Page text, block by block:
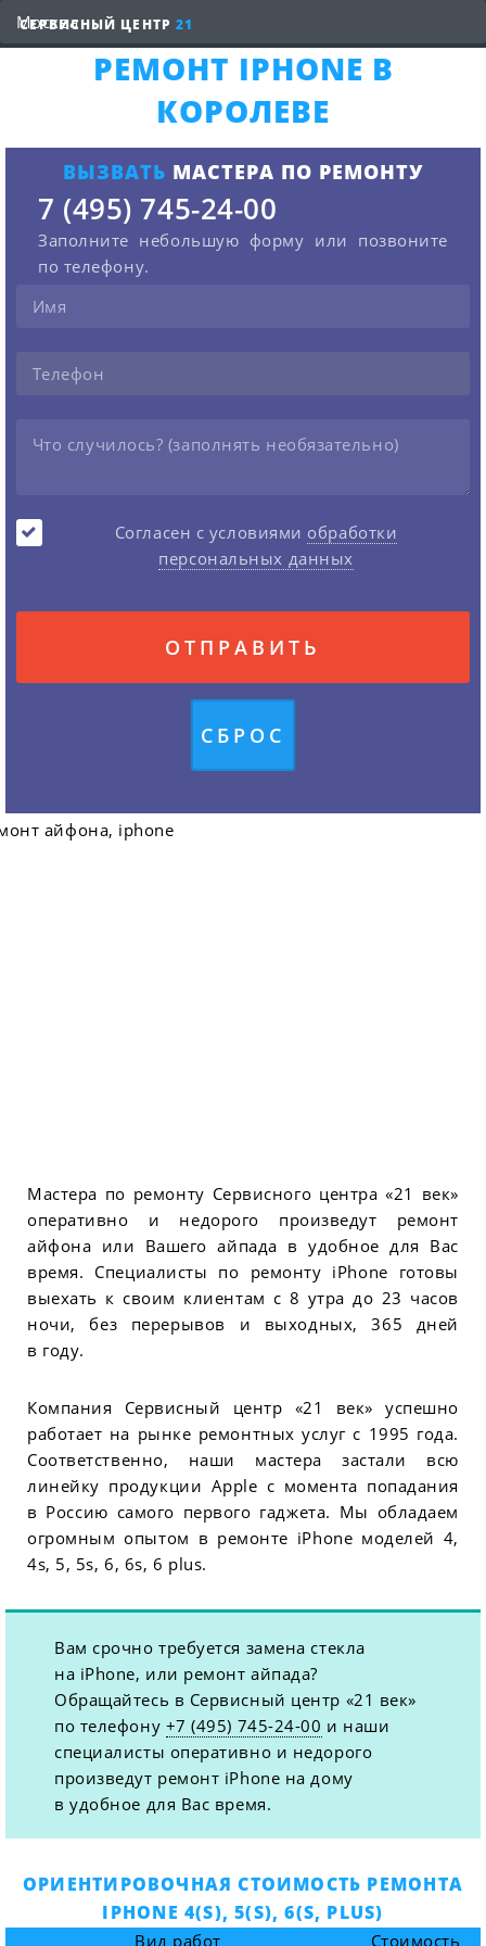
СЕРВИСНЫЙ ЦЕНТР 21
РЕМОНТ IPHONE В
КОРОЛЕВЕ
ВЫЗВАТЬ МАСТЕРА ПО РЕМОНТУ
7 (495) 745-24-00
Заполните небольшую форму или позвоните
по телефону.
Согласен с условиями обработки
персональных данных
Мастера по ремонту Сервисного центра «21 век»
оперативно и недорого произведут ремонт
айфона или Вашего айпада в удобное для Вас
время. Специалисты по ремонту iPhone готовы
выехать к своим клиентам с 8 утра до 23 часов
ночи, без перерывов и выходных, 365 дней
в году.
Компания Сервисный центр «21 век» успешно
работает на рынке ремонтных услуг с 1995 года.
Соответственно, наши мастера застали всю
линейку продукции Apple с момента попадания
в Россию самого первого гаджета. Мы обладаем
огромным опытом в ремонте iPhone моделей 4,
4s, 5, 5s, 6, 6s, 6 plus.
Вам срочно требуется замена стекла
на iPhone, или ремонт айпада?
Обращайтесь в Сервисный центр «21 век»
по телефону +7 (495) 745-24-00 и наши
специалисты оперативно и недорого
произведут ремонт iPhone на дому
в удобное для Вас время.
ОРИЕНТИРОВОЧНАЯ СТОИМОСТЬ РЕМОНТА
IPHONE 4(S), 5(S), 6(S, PLUS)
Вид работ Стоимость